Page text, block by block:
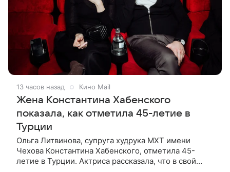
13 часов назад Кино Mail
Жена Константина Хабенского
показала, как отметила 45-летие в
Турции
Ольга Литвинова, супруга худрука МХТ имени
Чехова Константина Хабенского, отметила 45-
летие в Турции. Актриса рассказала, что в свой